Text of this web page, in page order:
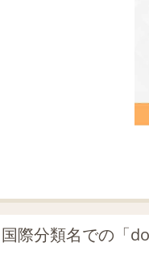
際分類名での「